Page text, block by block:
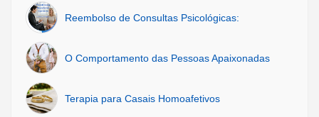
Reembolso de Consultas Psicológicas:
O Comportamento das Pessoas Apaixonadas
Terapia para Casais Homoafetivos